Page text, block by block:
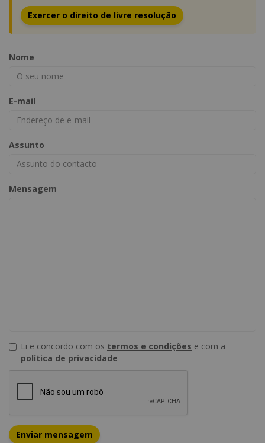
Exercer o direito de livre resolução
Nome
E-mail
Assunto
Mensagem
Li e concordo com os termos e condições e com a
política de privacidade
Enviar mensagem